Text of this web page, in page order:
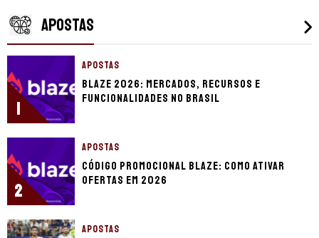
APOSTAS
1
APOSTAS
Blaze 2026: mercados, recursos e
funcionalidades no Brasil
2
APOSTAS
Código promocional Blaze: como ativar
ofertas em 2026
APOSTAS